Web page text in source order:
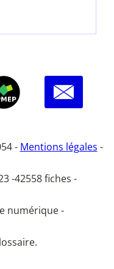
- Mentions légales -
-42558 fiches -
numérique -